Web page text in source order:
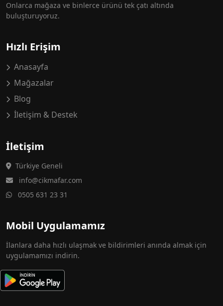
Onlarca mağaza ve binlerce ürünü tek çatı altında
buluşturuyoruz.
Hızlı Erişim
Anasayfa
Mağazalar
Blog
İletişim & Destek
İletişim
Türkiye Geneli
info@cikmafar.com
0505 631 23 31
Mobil Uygulamamız
İlanlara daha hızlı ulaşmak ve bildirimleri anında almak için
uygulamamızı indirin.